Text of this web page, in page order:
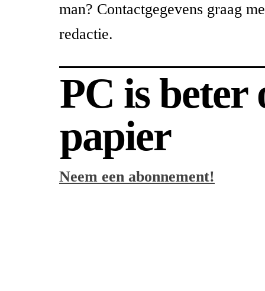
man? Contactgegevens graag
redactie.
PC is beter
papier
Neem een abonnement!